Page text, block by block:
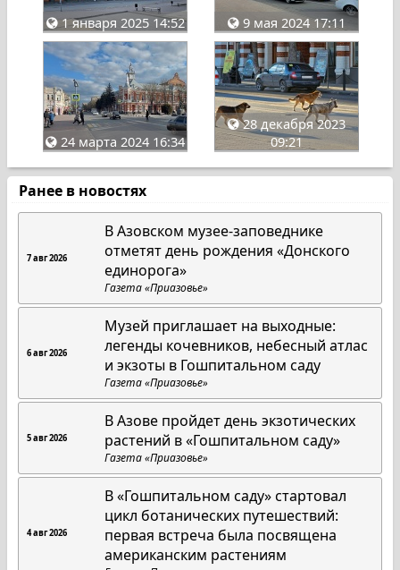
1 января 2025 14:52 9 мая 2024 17:11
24 марта 2024 16:34
28 декабря 2023
09:21
Ранее в новостях
7 авг 2026
В Азовском музее-заповеднике
отметят день рождения «Донского
единорога»
Газета «Приазовье»
6 авг 2026
Музей приглашает на выходные:
легенды кочевников, небесный атлас
и экзоты в Гошпитальном саду
Газета «Приазовье»
5 авг 2026
В Азове пройдет день экзотических
растений в «Гошпитальном саду»
Газета «Приазовье»
4 авг 2026
В «Гошпитальном саду» стартовал
цикл ботанических путешествий:
первая встреча была посвящена
американским растениям